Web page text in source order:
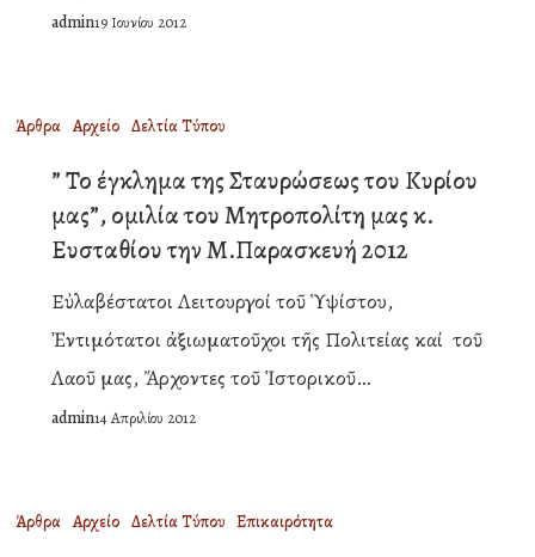
admin19 Ιουνίου 2012
”
Κυρίου
μας”,
ομιλία
Άρθρα Αρχείο Δελτία Τύπου
” Το έγκλημα της Σταυρώσεως του Κυρίου
μας”, ομιλία του Μητροπολίτη μας κ.
Ευσταθίου την Μ.Παρασκευή 2012
Εὐλαβέστατοι Λειτουργοί τοῦ Ὑψίστου,
Ἐντιμότατοι ἀξιωματοῦχοι τῆς Πολιτείας καί τοῦ
Λαοῦ μας, Ἄρχοντες τοῦ Ἱστορικοῦ…
admin14 Απριλίου 2012
Ο
Άρθρα Αρχείο Δελτία Τύπου Επικαιρότητα